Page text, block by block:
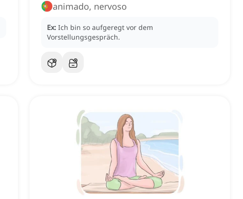
animado, nervoso
Ex: Ich bin so aufgeregt vor dem
Vorstellungsgespräch.